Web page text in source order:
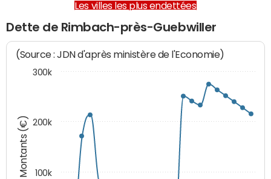
Les villes les plus endettées
Dette de Rimbach-près-Guebwiller
Montants (€)
(Source : JDN d'après ministère de l'Economie)
100k
200k
300k